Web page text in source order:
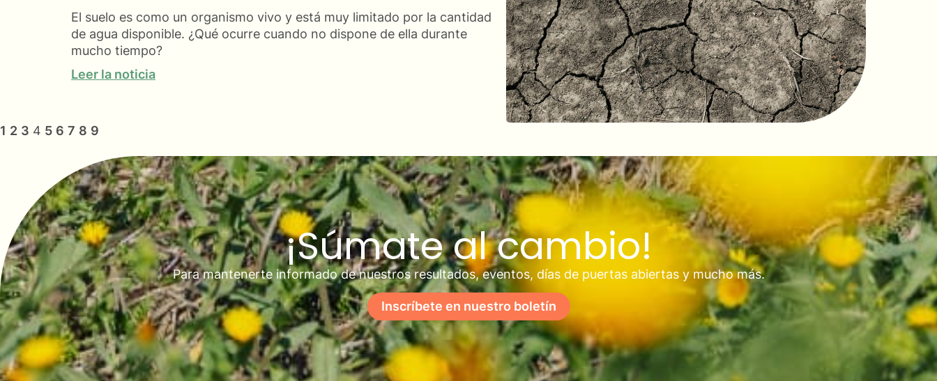
El suelo es como un organismo vivo y está muy limitado por la cantidad
de agua disponible. ¿Qué ocurre cuando no dispone de ella durante
mucho tiempo?
Leer la noticia
1 2 3 4 5 6 7 8 9
¡Súmate al cambio!
Para mantenerte informado de nuestros resultados, eventos, días de puertas abiertas y mucho más.
Inscríbete en nuestro boletín